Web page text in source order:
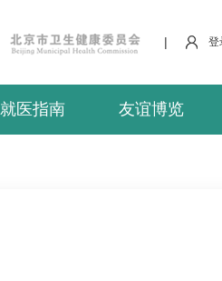
| 登
就医指南 友谊博览